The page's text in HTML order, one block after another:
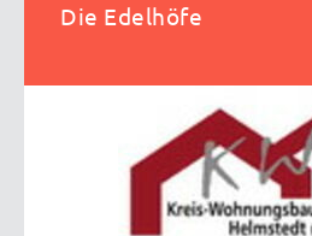
Die Edelhöfe